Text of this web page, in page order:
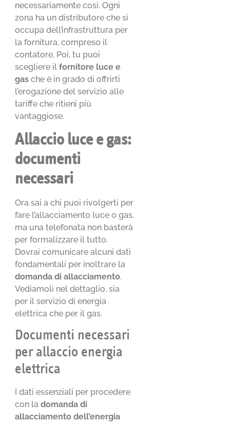
necessariamente così. Ogni
zona ha un distributore che si
occupa dell’infrastruttura per
la fornitura, compreso il
contatore. Poi, tu puoi
scegliere ilfornitore luce e
gasche è in grado di offrirti
l’erogazione del servizio alle
tariffe che ritieni più
vantaggiose.
Allaccio luce e gas:
documenti
necessari
Ora sai a chi puoi rivolgerti per
fare l’allacciamento luce o gas,
ma una telefonata non basterà
per formalizzare il tutto.
Dovrai comunicare alcuni dati
fondamentali per inoltrare la
domanda di allacciamento.
Vediamoli nel dettaglio, sia
per il servizio di energia
elettrica che per il gas.
Documenti necessari
per allaccio energia
elettrica
I dati essenziali per procedere
con ladomanda di
allacciamento dell’energia